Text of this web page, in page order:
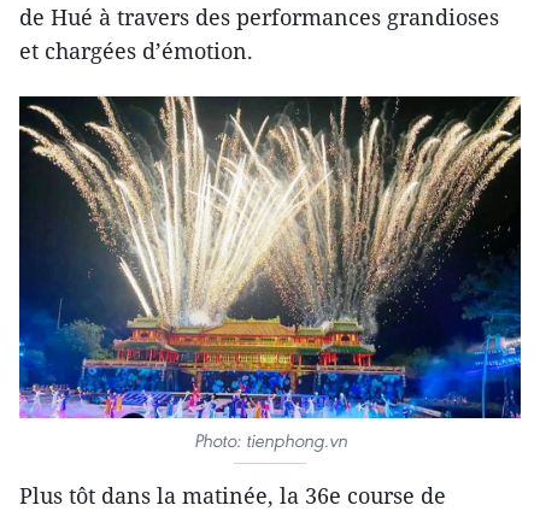
de Hué à travers des performances grandioses
et chargées d’émotion.
Photo: tienphong.vn
Plus tôt dans la matinée, la 36e course de